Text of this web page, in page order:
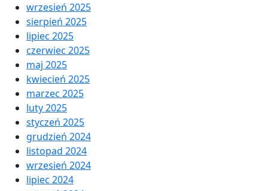
wrzesień 2025
sierpień 2025
lipiec 2025
czerwiec 2025
maj 2025
kwiecień 2025
marzec 2025
luty 2025
styczeń 2025
grudzień 2024
listopad 2024
wrzesień 2024
lipiec 2024